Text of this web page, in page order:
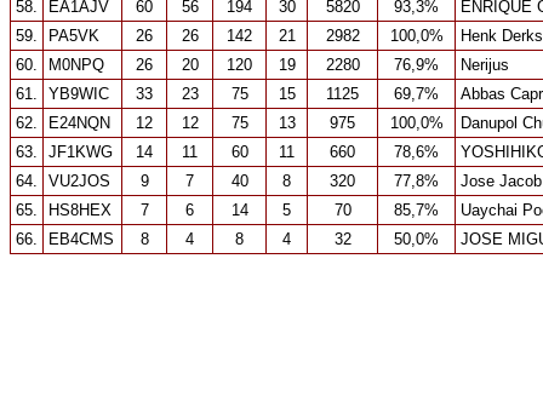
58.
EA1AJV 60 56 194 30 5820 93,3%
ENRIQUE
59.
PA5VK 26 26 142 21 2982 100,0%
Henk Derks
60.
M0NPQ 26 20 120 19 2280 76,9%
Nerijus
61.
YB9WIC 33 23 75 15 1125 69,7%
Abbas
62.
E24NQN 12 12 75 13 975 100,0%
Danupol
63.
JF1KWG 14 11 60 11 660 78,6%
64.
VU2JOS 9 7 40 8 320 77,8%
Jose Jacob
65.
HS8HEX 7 6 14 5 70 85,7%
Uaychai
66.
EB4CMS 8 4 8 4 32 50,0% JOSE